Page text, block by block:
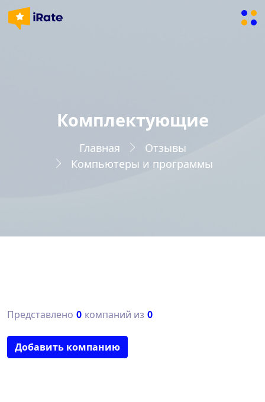
Комплектующие
Главная
Отзывы
Компьютеры и программы
Представлено 0 компаний из 0
Добавить компанию